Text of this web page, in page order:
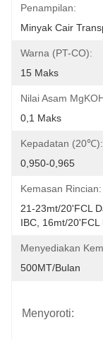
Penampilan:
Minyak Cair
Warna (PT-CO):
15 Maks
Nilai Asam
0,1 Maks
Kepadatan (20℃):
0,950-0,965
Kemasan Rincian:
21-23mt/20'FCL
IBC, 16mt/
Menyediakan
500MT/Bulan
Menyoroti: